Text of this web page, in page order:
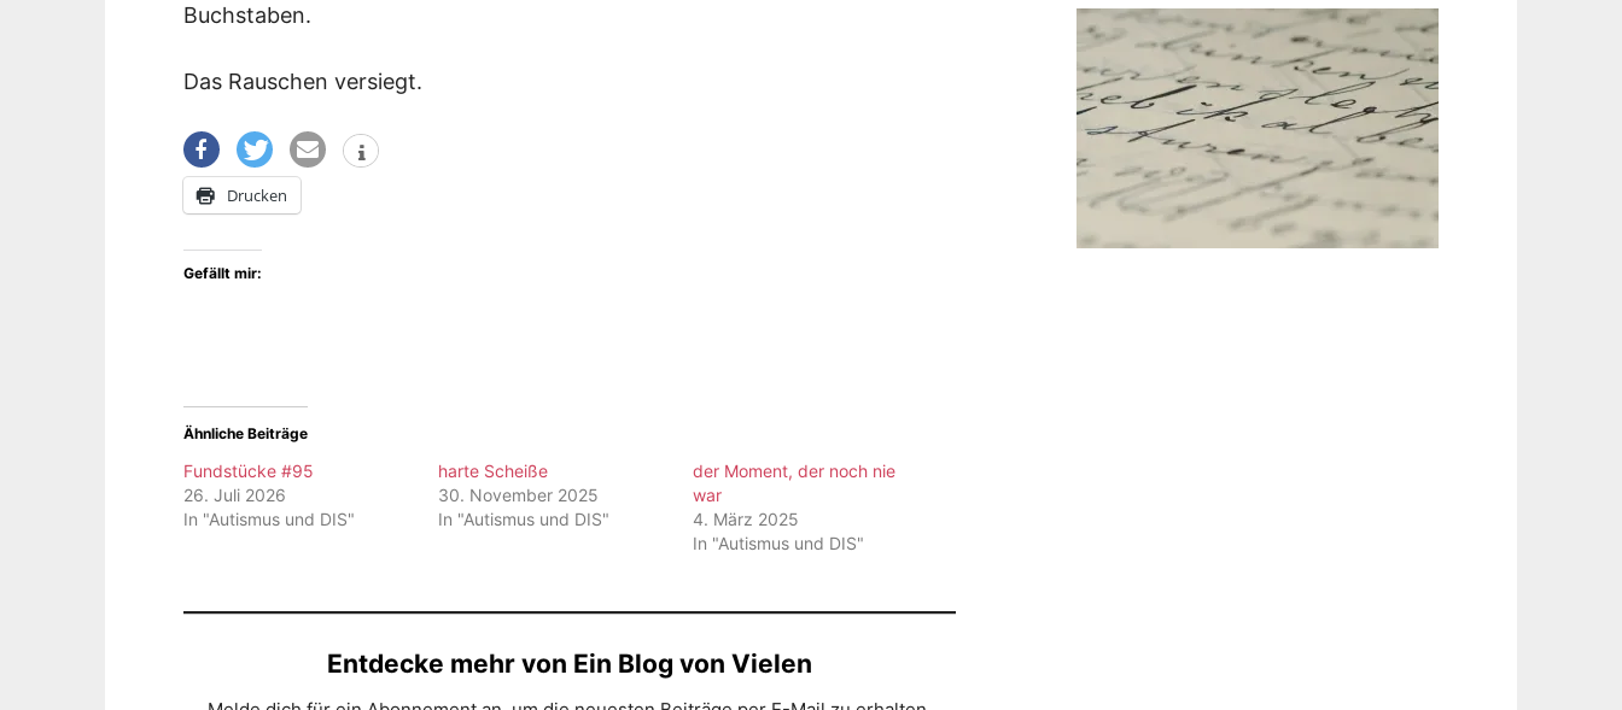
Buchstaben.
Das Rauschen versiegt.
Drucken
Gefällt mir:
Ähnliche Beiträge
Fundstücke #95
26. Juli 2026
In "Autismus und DIS"
harte Scheiße
30. November 2025
In "Autismus und DIS"
der Moment, der noch nie
war
4. März 2025
In "Autismus und DIS"
Entdecke mehr von Ein Blog von Vielen